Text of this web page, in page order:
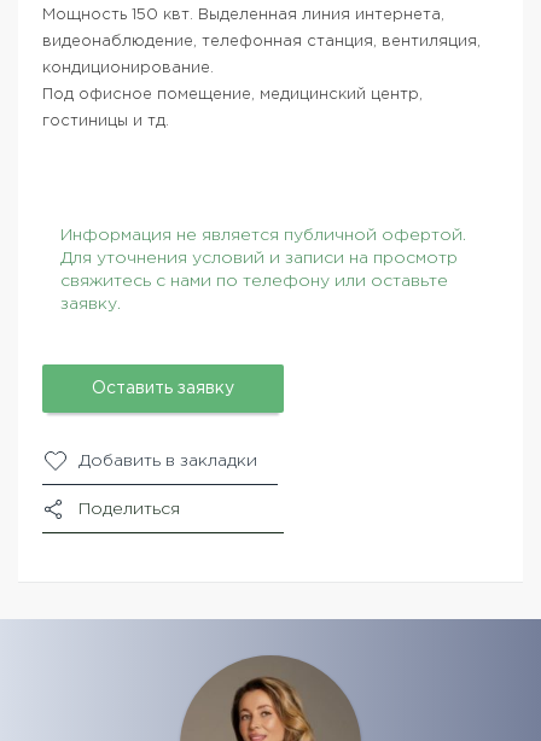
Мощность 150 квт. Выделенная линия интернета,
видеонаблюдение, телефонная станция, вентиляция,
кондиционирование.
Под офисное помещение, медицинский центр,
гостиницы и тд.
Информация не является публичной офертой.
Для уточнения условий и записи на просмотр
свяжитесь с нами по телефону или оставьте
заявку.
Оставить заявку
Добавить в закладки
Поделиться